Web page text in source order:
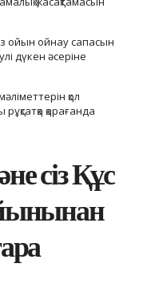
ойын ойнау сапасын
дүкен әсеріне
қол
қарағанда
сіз Құс